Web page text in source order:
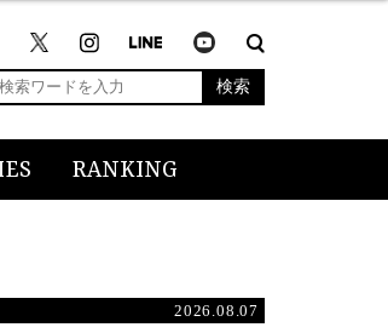
検索
RANKING
2026.08.07